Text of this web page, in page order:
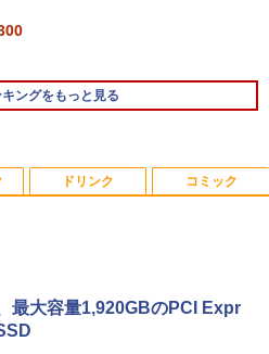
中古美品 / タッチ 10.5インチ M
WUXGA/ 第8世代CoreM3-8100
Office付きWindows11/ Win11
ートパソコン 中古パソコン 中古P
ングをもっと見る
SPECIAL EDITION EARLY
P40i オフホワイト
WAYNE feat. Flo Milli, ATL Jacob
ドリンク
天然水 ラベルレス 500ml ×24本
天然水 バナジウム含有 水 ミネラル
ー ペットボトル 静岡県産 500ミリリ
Basic)
コミック
とりごと 17巻 (デジタル版ビッグガ
ミックス)
最大容量1,920GBのPCI Expr